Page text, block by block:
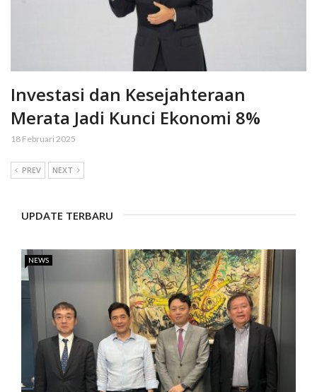
Investasi dan Kesejahteraan
Merata Jadi Kunci Ekonomi 8%
18 Februari 2025
PREV NEXT
UPDATE TERBARU
NEWS